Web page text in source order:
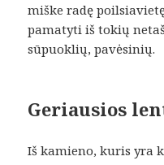
miške radę
pamatyti iš tokių
sūpuoklių, pavėsinių.
Geriausios
Iš kamieno, kuris yra